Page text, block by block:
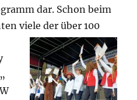
dar. Schon beim
viele der über 100
„
W